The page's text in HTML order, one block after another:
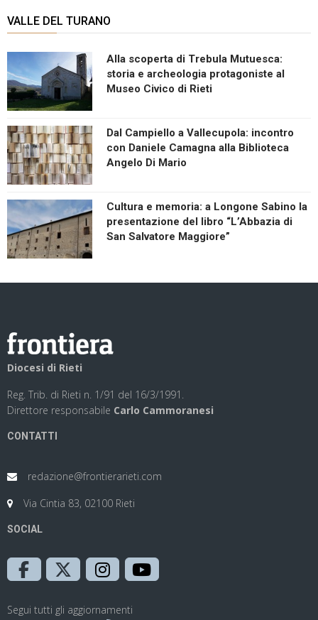
VALLE DEL TURANO
Alla scoperta di Trebula Mutuesca:
storia e archeologia protagoniste al
Museo Civico di Rieti
Dal Campiello a Vallecupola: incontro
con Daniele Camagna alla Biblioteca
Angelo Di Mario
Cultura e memoria: a Longone Sabino la
presentazione del libro “L’Abbazia di
San Salvatore Maggiore”
Diocesi di Rieti
Reg. Trib. di Rieti n. 1/91 del 16/3/1991.
Direttore responsabile Carlo Cammoranesi
CONTATTI
redazione@frontierarieti.com
Via Cintia 83, 02100 Rieti
SOCIAL
Segui tutti gli aggiornamenti